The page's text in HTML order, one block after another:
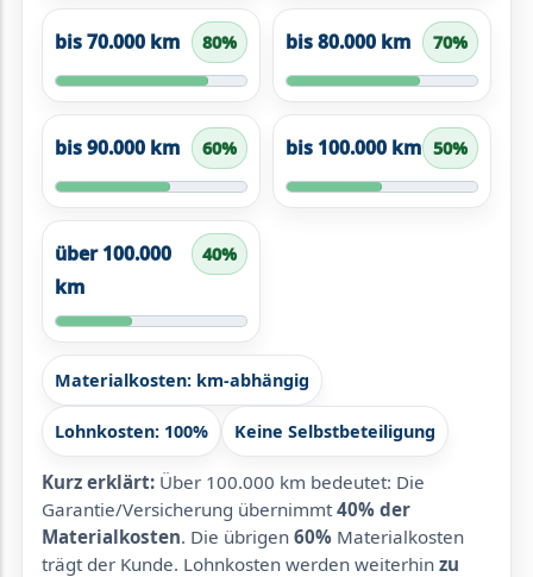
bis 70.000 km 80% bis 80.000 km 70%
bis 90.000 km 60% bis 100.000 km 50%
über 100.000
km
40%
Materialkosten: km-abhängig
Lohnkosten: 100% Keine Selbstbeteiligung
Kurz erklärt: Über 100.000 km bedeutet: Die
Garantie/Versicherung übernimmt 40% der
Materialkosten. Die übrigen 60% Materialkosten
trägt der Kunde. Lohnkosten werden weiterhin zu